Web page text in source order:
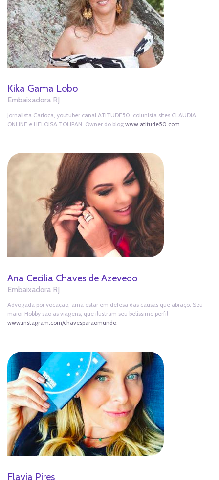
Kika Gama Lobo
Embaixadora RJ
Jornalista Carioca, youtuber canal ATITUDE50, colunista sites CLAUDIA
ONLINE e HELOISA TOLIPAN. Owner do blog www.atitude50.com
Ana Cecilia Chaves de Azevedo
Embaixadora RJ
Advogada por vocação, ama estar em defesa das causas que abraço. Seu
maior Hobby são as viagens, que ilustram seu belíssimo perfil
www.instagram.com/chavesparaomundo
Flavia Pires